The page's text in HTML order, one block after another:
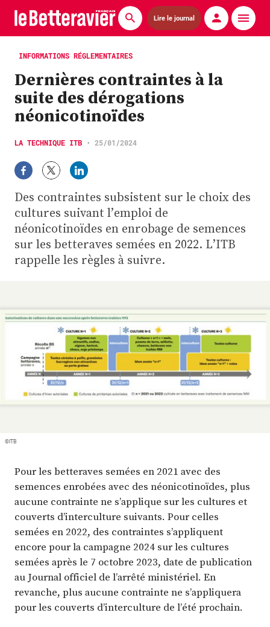
Lire le journal
Actualités
Économie
Agronomie
Matériels
La technique ITB
Pommes de terre
Guides pratiques
Chasse
Abonnez-vous
INFORMATIONS RÉGLEMENTAIRES
Dernières contraintes à la
suite des dérogations
néonicotinoïdes
LA TECHNIQUE ITB • 25/01/2024
Des contraintes subsistent sur le choix des
cultures suivant l’emploi de
néonicotinoïdes en enrobage de semences
sur les betteraves semées en 2022. L’ITB
rappelle les règles à suivre.
©ITB
Pour les betteraves semées en 2021 avec des
semences enrobées avec des néonicotinoïdes, plus
aucune contrainte ne s’applique sur les cultures et
couverts d’interculture suivants. Pour celles
semées en 2022, des contraintes s’appliquent
encore pour la campagne 2024 sur les cultures
semées après le 7 octobre 2023, date de publication
au Journal officiel de l’arrêté ministériel. En
revanche, plus aucune contrainte ne s’appliquera
pour les couverts d’interculture de l’été prochain.